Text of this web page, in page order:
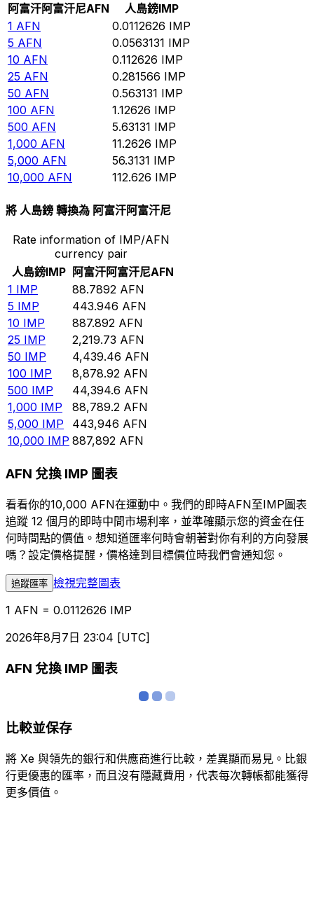
阿富汗阿富汗尼AFN 人島鎊IMP
1 AFN 0.0112626 IMP
5 AFN 0.0563131 IMP
10 AFN 0.112626 IMP
25 AFN 0.281566 IMP
50 AFN 0.563131 IMP
100 AFN 1.12626 IMP
500 AFN 5.63131 IMP
1,000 AFN 11.2626 IMP
5,000 AFN 56.3131 IMP
10,000 AFN 112.626 IMP
將 人島鎊 轉換為 阿富汗阿富汗尼
Rate information of IMP/AFN
currency pair
人島鎊IMP 阿富汗阿富汗尼AFN
1 IMP 88.7892 AFN
5 IMP 443.946 AFN
10 IMP 887.892 AFN
25 IMP 2,219.73 AFN
50 IMP 4,439.46 AFN
100 IMP 8,878.92 AFN
500 IMP 44,394.6 AFN
1,000 IMP 88,789.2 AFN
5,000 IMP 443,946 AFN
10,000 IMP 887,892 AFN
AFN 兌換 IMP 圖表
看看你的10,000 AFN在運動中。我們的即時AFN至IMP圖表
追蹤 12 個月的即時中間市場利率，並準確顯示您的資金在任
何時間點的價值。想知道匯率何時會朝著對你有利的方向發展
嗎？設定價格提醒，價格達到目標價位時我們會通知您。
追蹤匯率 檢視完整圖表
1 AFN = 0.0112626 IMP
2026年8月7日 23:04 [UTC]
AFN 兌換 IMP 圖表
比較並保存
將 Xe 與領先的銀行和供應商進行比較，差異顯而易見。比銀
行更優惠的匯率，而且沒有隱藏費用，代表每次轉帳都能獲得
更多價值。